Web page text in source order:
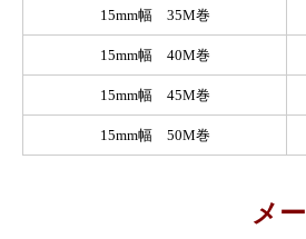
15mm幅 35M巻
15mm幅 40M巻
15mm幅 45M巻
15mm幅 50M巻
メ